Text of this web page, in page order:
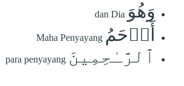
وَهُوَ dan Dia
أَرۡحَمُ Maha Penyayang
ٱلرَّـٰحِمِينَ para penyayang